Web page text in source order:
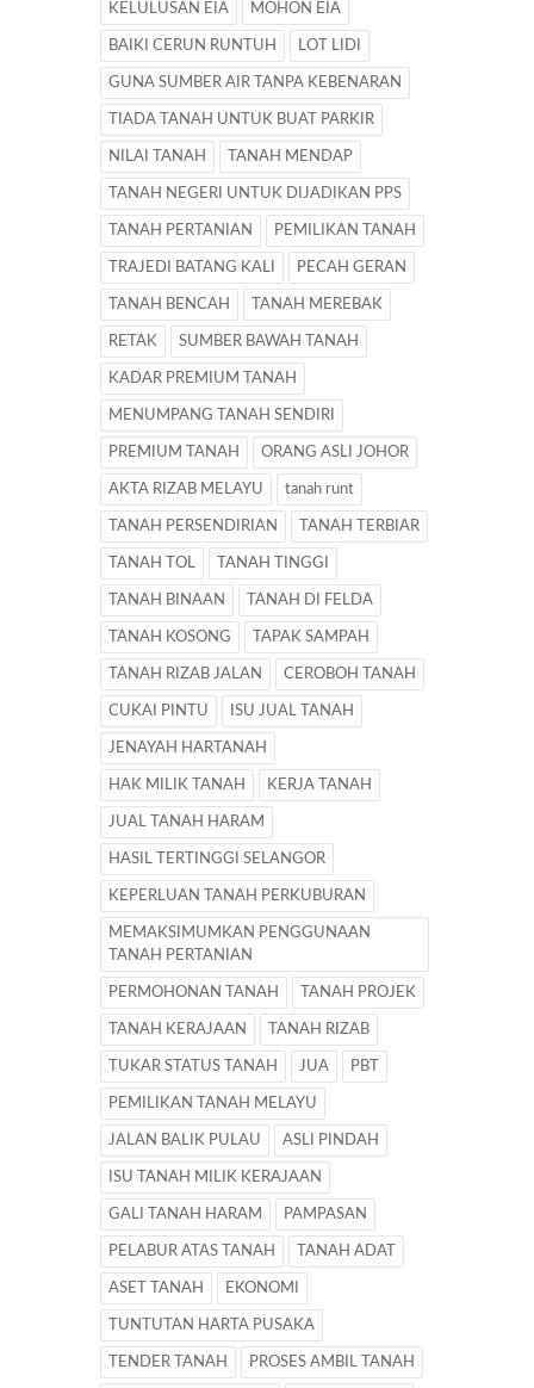
KELULUSAN EIA MOHON EIA
BAIKI CERUN RUNTUH LOT LIDI
GUNA SUMBER AIR TANPA KEBENARAN
TIADA TANAH UNTUK BUAT PARKIR
NILAI TANAH TANAH MENDAP
TANAH NEGERI UNTUK DIJADIKAN PPS
TANAH PERTANIAN PEMILIKAN TANAH
TRAJEDI BATANG KALI PECAH GERAN
TANAH BENCAH TANAH MEREBAK
RETAK SUMBER BAWAH TANAH
KADAR PREMIUM TANAH
MENUMPANG TANAH SENDIRI
PREMIUM TANAH ORANG ASLI JOHOR
AKTA RIZAB MELAYU tanah runt
TANAH PERSENDIRIAN TANAH TERBIAR
TANAH TOL TANAH TINGGI
TANAH BINAAN TANAH DI FELDA
TANAH KOSONG TAPAK SAMPAH
TANAH RIZAB JALAN CEROBOH TANAH
CUKAI PINTU ISU JUAL TANAH
JENAYAH HARTANAH
HAK MILIK TANAH KERJA TANAH
JUAL TANAH HARAM
HASIL TERTINGGI SELANGOR
KEPERLUAN TANAH PERKUBURAN
MEMAKSIMUMKAN PENGGUNAAN
TANAH PERTANIAN
PERMOHONAN TANAH TANAH PROJEK
TANAH KERAJAAN TANAH RIZAB
TUKAR STATUS TANAH JUA PBT
PEMILIKAN TANAH MELAYU
JALAN BALIK PULAU ASLI PINDAH
ISU TANAH MILIK KERAJAAN
GALI TANAH HARAM PAMPASAN
PELABUR ATAS TANAH TANAH ADAT
ASET TANAH EKONOMI
TUNTUTAN HARTA PUSAKA
TENDER TANAH PROSES AMBIL TANAH